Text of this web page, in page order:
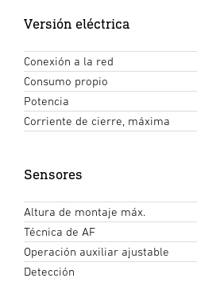
Versión eléctrica
Conexión a la red
Consumo propio
Potencia
Corriente de cierre, máxima
Sensores
Altura de montaje máx.
Técnica de AF
Operación auxiliar ajustable
Detección